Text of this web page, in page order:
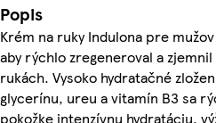
Popis
Krém na ruky Indulona pre
aby rýchlo zregeneroval a
rukách. Vysoko hydratačné
glycerínu, ureu a vitamín B3 sa
pokožke intenzívnu hydratáciu,